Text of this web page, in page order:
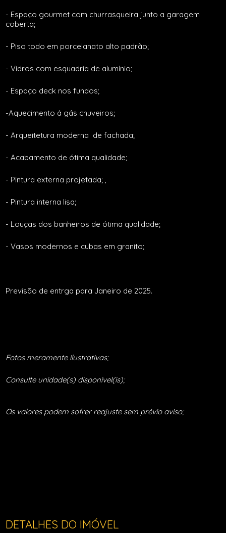
- Espaço gourmet com churrasqueira junto a garagem
coberta;
- Piso todo em porcelanato alto padrão;
- Vidros com esquadria de alumínio;
- Espaço deck nos fundos;
-Aquecimento á gás chuveiros;
- Arqueitetura moderna de fachada;
- Acabamento de ótima qualidade;
- Pintura externa projetada; ,
- Pintura interna lisa;
- Louças dos banheiros de ótima qualidade;
- Vasos modernos e cubas em granito;
Previsão de entrga para Janeiro de 2025.
Fotos meramente ilustrativas;
Consulte unidade(s) disponivel(is);
Os valores podem sofrer reajuste sem prévio aviso;
DETALHES DO IMÓVEL